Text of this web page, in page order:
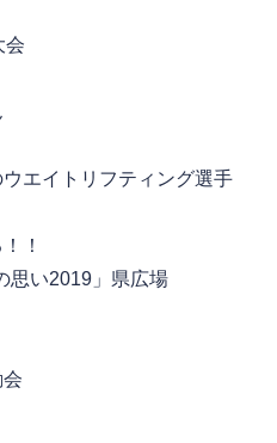
会
エイトリフティング選手
！
思い2019」県広場